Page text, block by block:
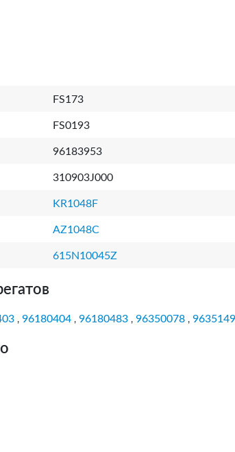
FS173
FS0193
96183953
310903J000
KR1048F
AZ1048C
615N10045Z
, 96180404 , 96180483 , 96350078 ,